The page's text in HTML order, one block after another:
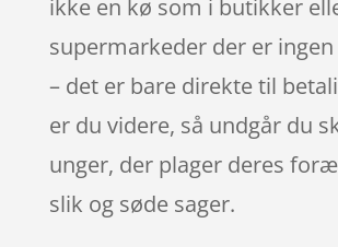
ikke en kø som i butikker
supermarkeder der er
– det er bare direkte til
er du videre, så undgår du
unger, der plager deres
slik og søde sager.